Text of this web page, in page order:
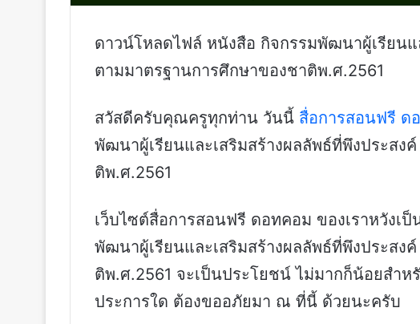
ดาวน์โหลดไฟล์ หนังสือ กิจกรรมพัฒนาผู้เรียนแ
ตามมาตรฐานการศึกษาของชาติพ.ศ.2561
สวัสดีครับคุณครูทุกท่าน วันนี้ สื่อการสอนฟรี ด
พัฒนาผู้เรียนและเสริมสร้างผลลัพธ์ที่พึงประสง
ติพ.ศ.2561
เว็บไซต์สื่อการสอนฟรี ดอทคอม ของเราหวังเ
พัฒนาผู้เรียนและเสริมสร้างผลลัพธ์ที่พึงประสง
ติพ.ศ.2561 จะเป็นประโยชน์ ไม่มากก็น้อยสำ
ประการใด ต้องขออภัยมา ณ ที่นี้ ด้วยนะครับ